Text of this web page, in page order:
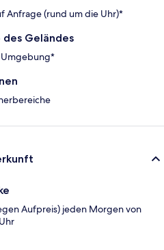
Anfrage (rund um die Uhr)*
Geländes
Aufpreis) jeden Morgen von